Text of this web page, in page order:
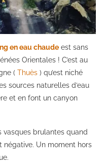
en eau chaude est sans
Orientales ! C’est au
( Thuès ) qu’est niché
sources naturelles d’eau
et en font un canyon
vasques brulantes quand
négative. Un moment hors